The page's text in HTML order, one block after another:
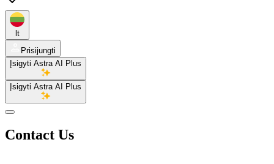
lt
Prisijungti
Įsigyti Astra AI Plus
Įsigyti Astra AI Plus
Contact Us